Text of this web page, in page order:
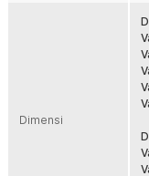
menampung berbagai
fotografi dengan
tahan benturan, serta
kotak perkakas ini
Fitur
Ruang Penyimpanan
Kotak perkakas
Dimensi